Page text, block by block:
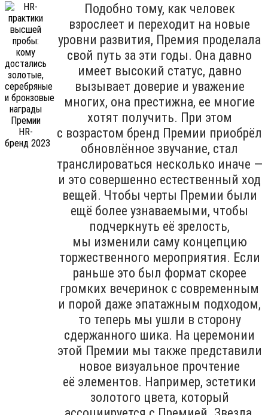
Подобно тому, как человек
взрослеет и переходит на новые
уровни развития, Премия проделала
свой путь за эти годы. Она давно
имеет высокий статус, давно
вызывает доверие и уважение
многих, она престижна, ее многие
хотят получить. При этом
с возрастом бренд Премии приобрёл
обновлённое звучание, стал
транслироваться несколько иначе —
и это совершенно естественный ход
вещей. Чтобы черты Премии были
ещё более узнаваемыми, чтобы
подчеркнуть её зрелость,
мы изменили саму концепцию
торжественного мероприятия. Если
раньше это был формат скорее
громких вечеринок с современным
и порой даже эпатажным подходом,
то теперь мы ушли в сторону
сдержанного шика. На церемонии
этой Премии мы также представили
новое визуальное прочтение
её элементов. Например, эстетики
золотого цвета, который